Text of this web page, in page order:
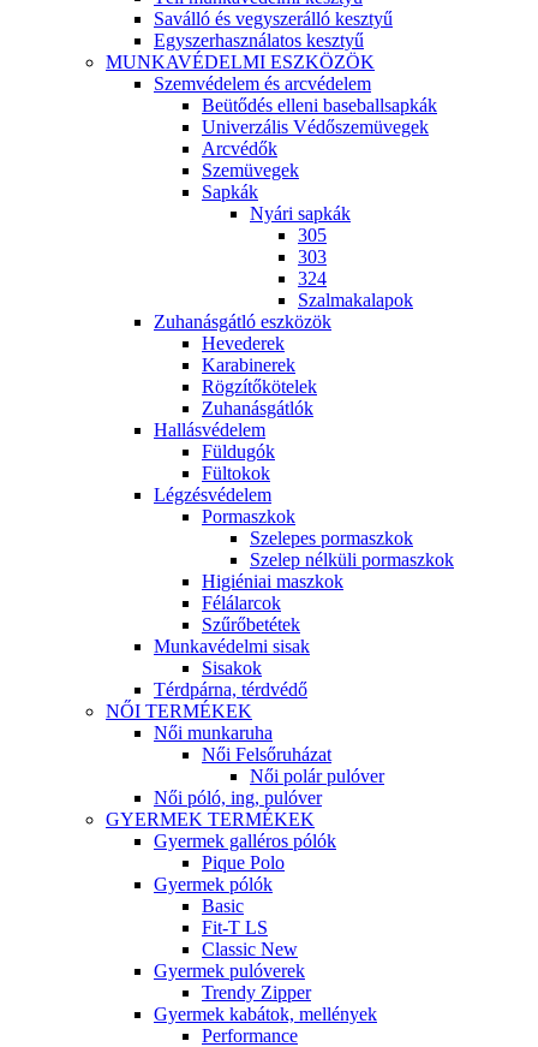
Saválló és vegyszerálló kesztyű
Egyszerhasználatos kesztyű
MUNKAVÉDELMI ESZKÖZÖK
Szemvédelem és arcvédelem
Beütődés elleni baseballsapkák
Univerzális Védőszemüvegek
Arcvédők
Szemüvegek
Sapkák
Nyári sapkák
305
303
324
Szalmakalapok
Zuhanásgátló eszközök
Hevederek
Karabinerek
Rögzítőkötelek
Zuhanásgátlók
Hallásvédelem
Füldugók
Fültokok
Légzésvédelem
Pormaszkok
Szelepes pormaszkok
Szelep nélküli pormaszkok
Higiéniai maszkok
Félálarcok
Szűrőbetétek
Munkavédelmi sisak
Sisakok
Térdpárna, térdvédő
NŐI TERMÉKEK
Női munkaruha
Női Felsőruházat
Női polár pulóver
Női póló, ing, pulóver
GYERMEK TERMÉKEK
Gyermek galléros pólók
Pique Polo
Gyermek pólók
Basic
Fit-T LS
Classic New
Gyermek pulóverek
Trendy Zipper
Gyermek kabátok, mellények
Performance